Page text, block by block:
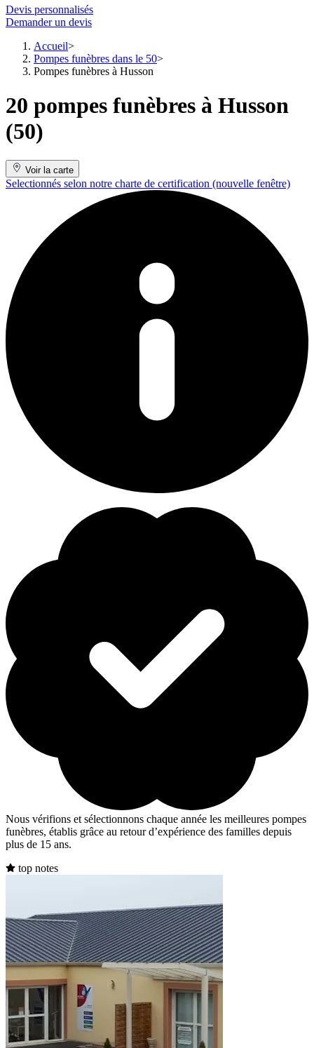
Devis personnalisés
Demander un devis
Accueil
Pompes funèbres dans le 50
Pompes funèbres à Husson
20 pompes funèbres à Husson
(50)
Voir la carte
Selectionnés selon notre charte de certification (nouvelle fenêtre)
Nous vérifions et sélectionnons chaque année les meilleures pompes
funèbres, établis grâce au retour d’expérience des familles depuis
plus de 15 ans.
top notes